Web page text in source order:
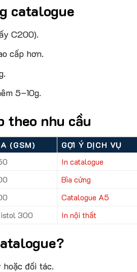
catalogue
C200).
cấp hơn.
5–10g.
theo nhu cầu
(GSM)
GỢI Ý DỊCH VỤ
In catalogue
Bìa cứng
Catalogue A5
300 In nội thất
đối tác.